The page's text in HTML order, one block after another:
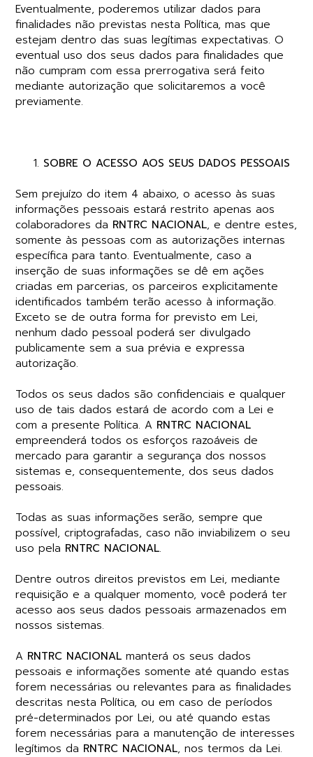
Eventualmente, poderemos utilizar dados para
finalidades não previstas nesta Política, mas que
estejam dentro das suas legítimas expectativas. O
eventual uso dos seus dados para finalidades que
não cumpram com essa prerrogativa será feito
mediante autorização que solicitaremos a você
previamente.
SOBRE O ACESSO AOS SEUS DADOS PESSOAIS
Sem prejuízo do item 4 abaixo, o acesso às suas
informações pessoais estará restrito apenas aos
colaboradores da RNTRC NACIONAL, e dentre estes,
somente às pessoas com as autorizações internas
específica para tanto. Eventualmente, caso a
inserção de suas informações se dê em ações
criadas em parcerias, os parceiros explicitamente
identificados também terão acesso à informação.
Exceto se de outra forma for previsto em Lei,
nenhum dado pessoal poderá ser divulgado
publicamente sem a sua prévia e expressa
autorização.
Todos os seus dados são confidenciais e qualquer
uso de tais dados estará de acordo com a Lei e
com a presente Política. A RNTRC NACIONAL
empreenderá todos os esforços razoáveis de
mercado para garantir a segurança dos nossos
sistemas e, consequentemente, dos seus dados
pessoais.
Todas as suas informações serão, sempre que
possível, criptografadas, caso não inviabilizem o seu
uso pela RNTRC NACIONAL.
Dentre outros direitos previstos em Lei, mediante
requisição e a qualquer momento, você poderá ter
acesso aos seus dados pessoais armazenados em
nossos sistemas.
A RNTRC NACIONAL manterá os seus dados
pessoais e informações somente até quando estas
forem necessárias ou relevantes para as finalidades
descritas nesta Política, ou em caso de períodos
pré-determinados por Lei, ou até quando estas
forem necessárias para a manutenção de interesses
legítimos da RNTRC NACIONAL, nos termos da Lei.